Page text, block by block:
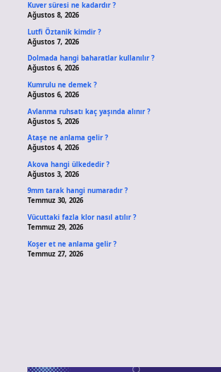
Kuver süresi ne kadardır ?
Ağustos 8, 2026
Lutfi Öztanik kimdir ?
Ağustos 7, 2026
Dolmada hangi baharatlar kullanılır ?
Ağustos 6, 2026
Kumrulu ne demek ?
Ağustos 6, 2026
Avlanma ruhsatı kaç yaşında alınır ?
Ağustos 5, 2026
Ataşe ne anlama gelir ?
Ağustos 4, 2026
Akova hangi ülkededir ?
Ağustos 3, 2026
9mm tarak hangi numaradır ?
Temmuz 30, 2026
Vücuttaki fazla klor nasıl atılır ?
Temmuz 29, 2026
Koşer et ne anlama gelir ?
Temmuz 27, 2026